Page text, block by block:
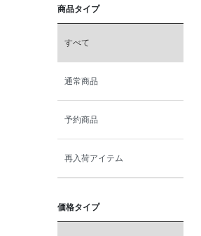
6.0cm
6.5cm
7.0cm
商品タイプ
すべて
通常商品
予約商品
再入荷アイテム
価格タイプ